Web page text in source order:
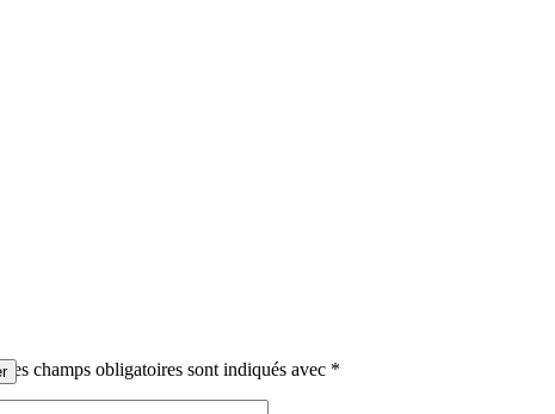
Les champs obligatoires sont indiqués avec *